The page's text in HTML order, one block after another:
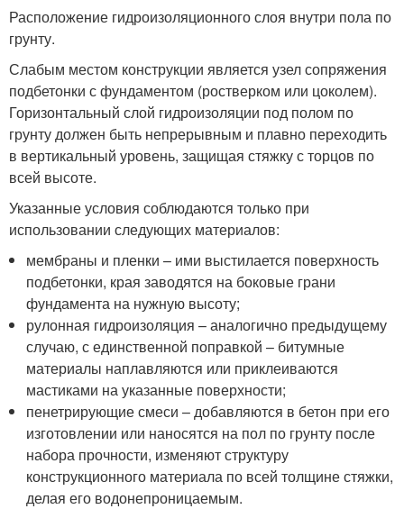
Расположение гидроизоляционного слоя внутри пола по
грунту.
Слабым местом конструкции является узел сопряжения
подбетонки с фундаментом (ростверком или цоколем).
Горизонтальный слой гидроизоляции под полом по
грунту должен быть непрерывным и плавно переходить
в вертикальный уровень, защищая стяжку с торцов по
всей высоте.
Указанные условия соблюдаются только при
использовании следующих материалов:
мембраны и пленки – ими выстилается поверхность
подбетонки, края заводятся на боковые грани
фундамента на нужную высоту;
рулонная гидроизоляция – аналогично предыдущему
случаю, с единственной поправкой – битумные
материалы наплавляются или приклеиваются
мастиками на указанные поверхности;
пенетрирующие смеси – добавляются в бетон при его
изготовлении или наносятся на пол по грунту после
набора прочности, изменяют структуру
конструкционного материала по всей толщине стяжки,
делая его водонепроницаемым.